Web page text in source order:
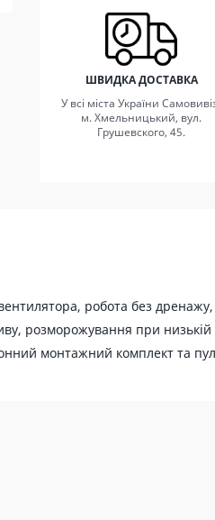
ШВИДКА ДОСТАВКА
У всі міста України
м. Хмельницький, вул.
Грушевского, 45.
робота без
розморожування при низькій
монтажний комплект та